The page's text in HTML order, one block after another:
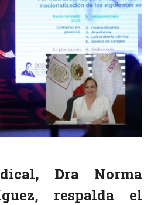
Dra Norma
respalda el